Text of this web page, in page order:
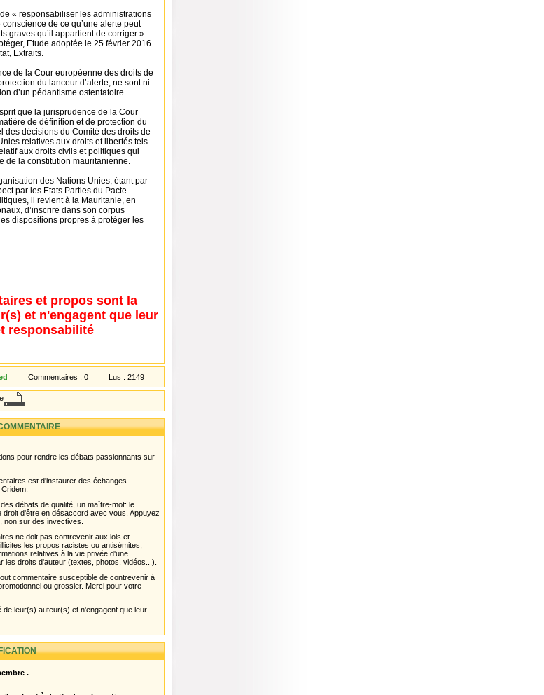
« responsabiliser les administrations
de ce qu’une alerte peut
graves qu’il appartient de corriger »
Etude adoptée le 25 février 2016
Extraits.
de la Cour européenne des droits de
du lanceur d’alerte, ne sont ni
d’un pédantisme ostentatoire.
que la jurisprudence de la Cour
de définition et de protection du
des décisions du Comité des droits de
relatives aux droits et libertés tels
aux droits civils et politiques qui
de la constitution mauritanienne.
des Nations Unies, étant par
par les Etats Parties du Pacte
il revient à la Mauritanie, en
d’inscrire dans son corpus
dispositions propres à protéger les
et propos sont la
et n'engagent que leur
responsabilité
Commentaires : 0 Lus : 2149
pour rendre les débats passionnants sur
est d'instaurer des échanges
débats de qualité, un maître-mot: le
d'être en désaccord avec vous. Appuyez
sur des invectives.
ne doit pas contrevenir aux lois et
les propos racistes ou antisémites,
relatives à la vie privée d'une
droits d'auteur (textes, photos, vidéos...).
commentaire susceptible de contrevenir à
ou grossier. Merci pour votre
leur(s) auteur(s) et n'engagent que leur
.